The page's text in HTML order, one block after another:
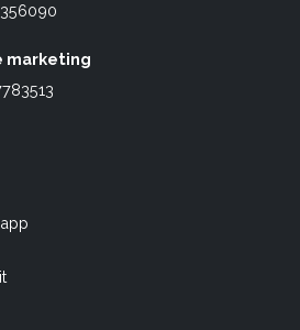
marketing